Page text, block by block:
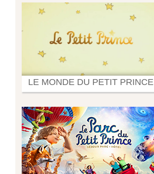
LE MONDE DU PETIT PRINCE